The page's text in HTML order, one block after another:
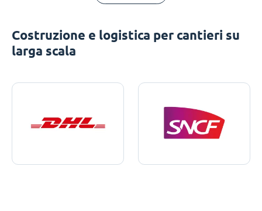
Costruzione e logistica per cantieri su
larga scala